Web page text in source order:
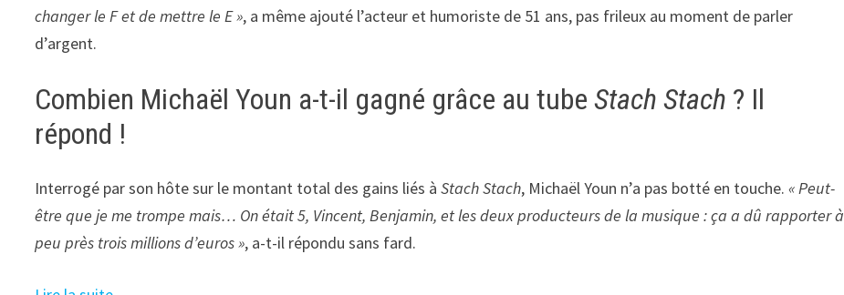
changer le F et de mettre le E », a même ajouté l’acteur et humoriste de 51 ans, pas frileux au moment de parler
d’argent.
Combien Michaël Youn a-t-il gagné grâce au tubeStach Stach ? Il
répond !
Interrogé par son hôte sur le montant total des gains liés àStach Stach, Michaël Youn n’a pas botté en touche.« Peut-
être que je me trompe mais… On était 5, Vincent, Benjamin, et les deux producteurs de la musique : ça a dû rapporter à
peu près trois millions d’euros », a-t-il répondu sans fard.